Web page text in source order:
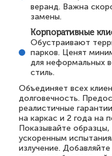
веранд. Важна
замены.
Корпоративные
Обустраивают
парков. Ценят
для неформальных
стиль.
Объединяет всех
долговечность.
реалистичные
на каркас и 2 года на
Показывайте образцы,
ускоренным
излучение.